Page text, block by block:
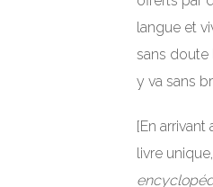
langue et
sans doute
y va sans
[En
livre